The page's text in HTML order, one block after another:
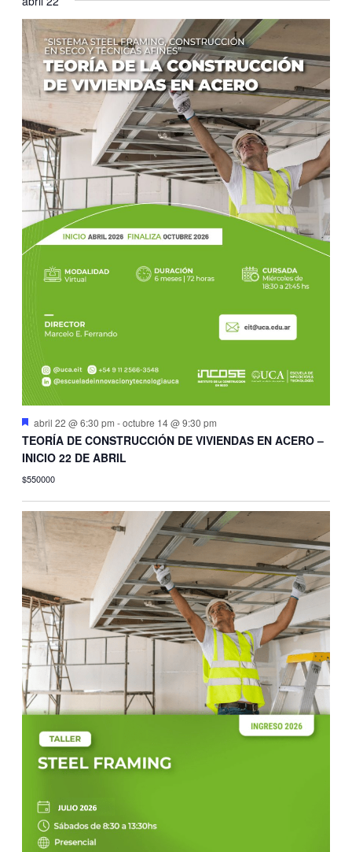
Destacado
abril 22 @ 6:30 pm -octubre 14 @ 9:30 pm
TEORÍA DE CONSTRUCCIÓN DE VIVIENDAS EN ACERO –
INICIO 22 DE ABRIL
$550000